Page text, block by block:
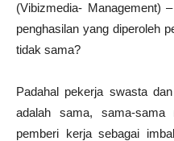
(Vibizmedia- Management)
penghasilan yang diperoleh
tidak sama?
Padahal pekerja swasta
adalah sama, sama-sama
pemberi kerja sebagai